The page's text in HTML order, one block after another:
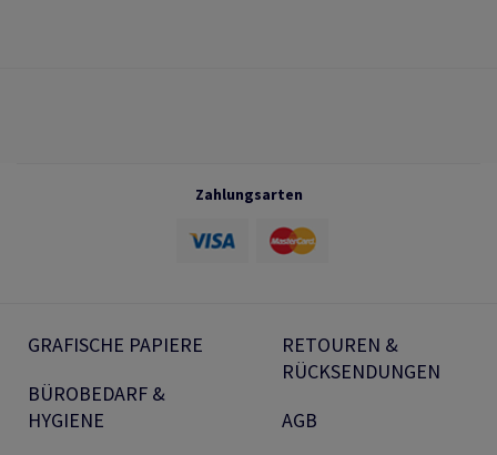
Zahlungsarten
GRAFISCHE PAPIERE
BÜROBEDARF &
HYGIENE
RETOUREN &
RÜCKSENDUNGEN
AGB